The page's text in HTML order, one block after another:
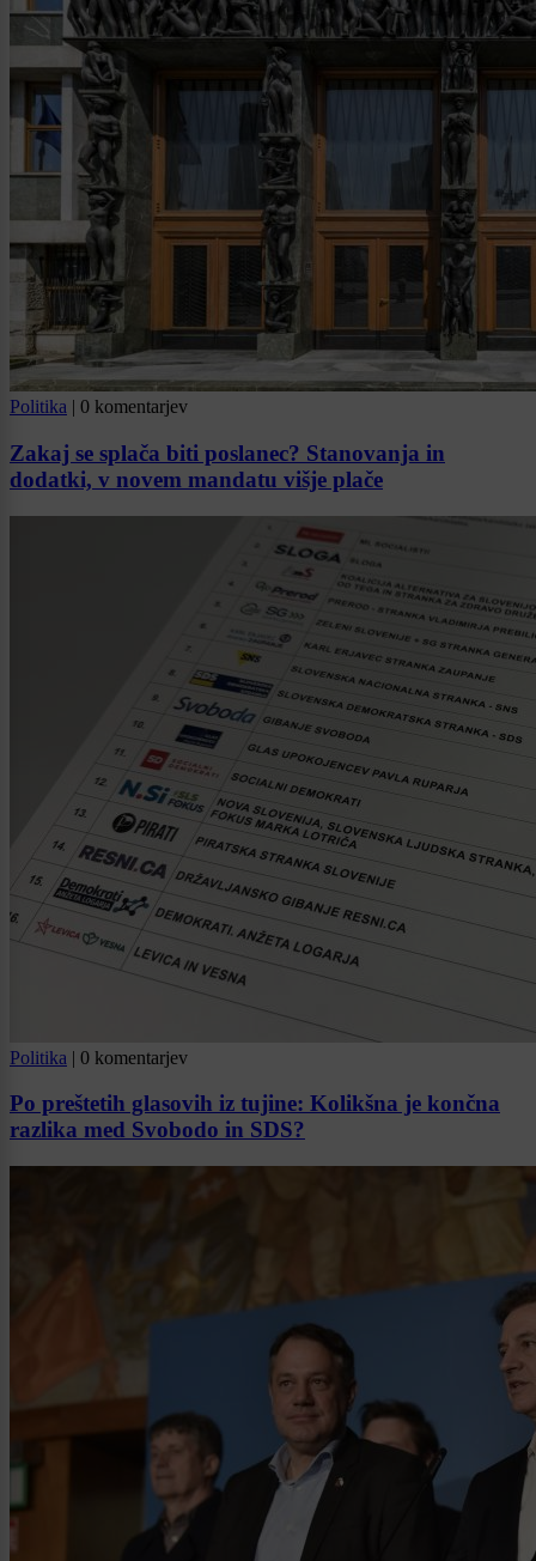
Politika | 0 komentarjev
Zakaj se splača biti poslanec? Stanovanja in
dodatki, v novem mandatu višje plače
Politika | 0 komentarjev
Po preštetih glasovih iz tujine: Kolikšna je končna
razlika med Svobodo in SDS?